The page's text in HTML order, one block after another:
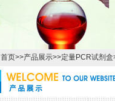
首页>>产品展示>>定量PCR试剂盒